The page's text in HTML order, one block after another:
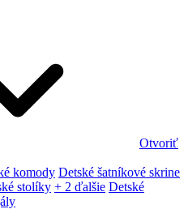
Otvoriť
komody Detské šatníkové skrine
stolíky + 2 ďalšie Detské